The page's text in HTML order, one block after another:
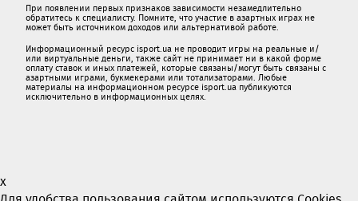
При появлении первых признаков зависимости незамедлительно
обратитесь к специалисту. Помните, что участие в азартных играх не
может быть источником доходов или альтернативой работе.
Информационный ресурс isport.ua не проводит игры на реальные и/
или виртуальные деньги, также сайт не принимает ни в какой форме
oплaту ставок и иных платежей, которые связаны/могут быть связаны c
азартными игрaми, букмекерами или тотализаторами. Любые
материалы на информационном ресурсе isport.ua публикуютcя
исключительно в информационных целях.
x